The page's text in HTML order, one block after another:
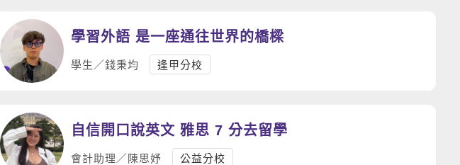
學習外語 是一座通往世界的橋樑
學生／錢秉均 逢甲分校
自信開口說英文 雅思 7 分去留學
會計助理／陳思妤 公益分校